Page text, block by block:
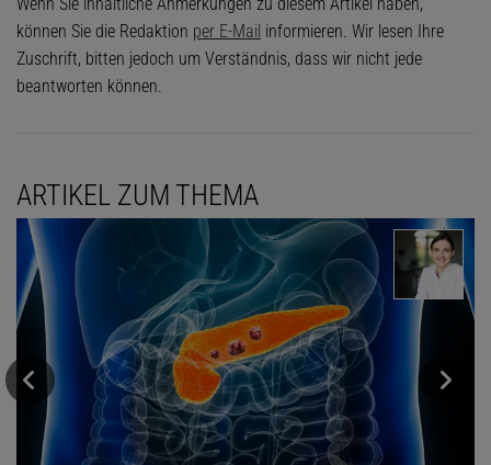
können Sie die Redaktion per E-Mail informieren. Wir lesen Ihre
Zuschrift, bitten jedoch um Verständnis, dass wir nicht jede
beantworten können.
ARTIKEL ZUM THEMA